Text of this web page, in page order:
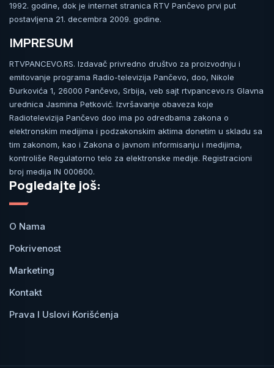
1992. godine, dok je internet stranica RTV Pančevo prvi put
postavljena 21. decembra 2009. godine.
IMPRESUM
RTVPANCEVO.RS. Izdavač privredno društvo za proizvodnju i
emitovanje programa Radio-televizija Pančevo, doo, Nikole
Đurkovića 1, 26000 Pančevo, Srbija, veb sajt rtvpancevo.rs Glavna
urednica Jasmina Petković. Izvršavanje obaveza koje
Radiotelevizija Pančevo doo ima po odredbama zakona o
elektronskim medijima i podzakonskim aktima donetim u skladu sa
tim zakonom, kao i Zakona o javnom informisanju i medijima,
kontroliše Regulatorno telo za elektronske medije. Registracioni
broj medija IN 000600.
Pogledajte još:
O Nama
Pokrivenost
Marketing
Kontakt
Prava I Uslovi Korišćenja